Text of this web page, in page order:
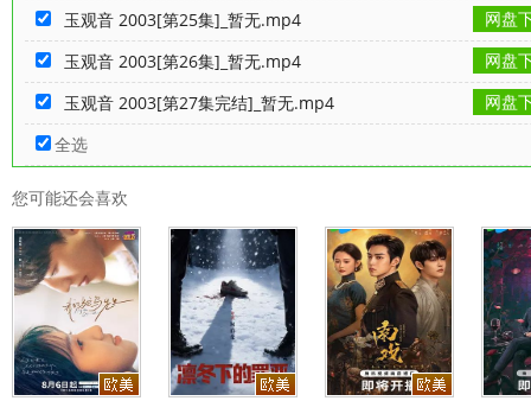
玉观音 2003[第25集]_暂无.mp4
网盘
玉观音 2003[第26集]_暂无.mp4
网盘
玉观音 2003[第27集完结]_暂无.mp4
网盘
全选
您可能还会喜欢